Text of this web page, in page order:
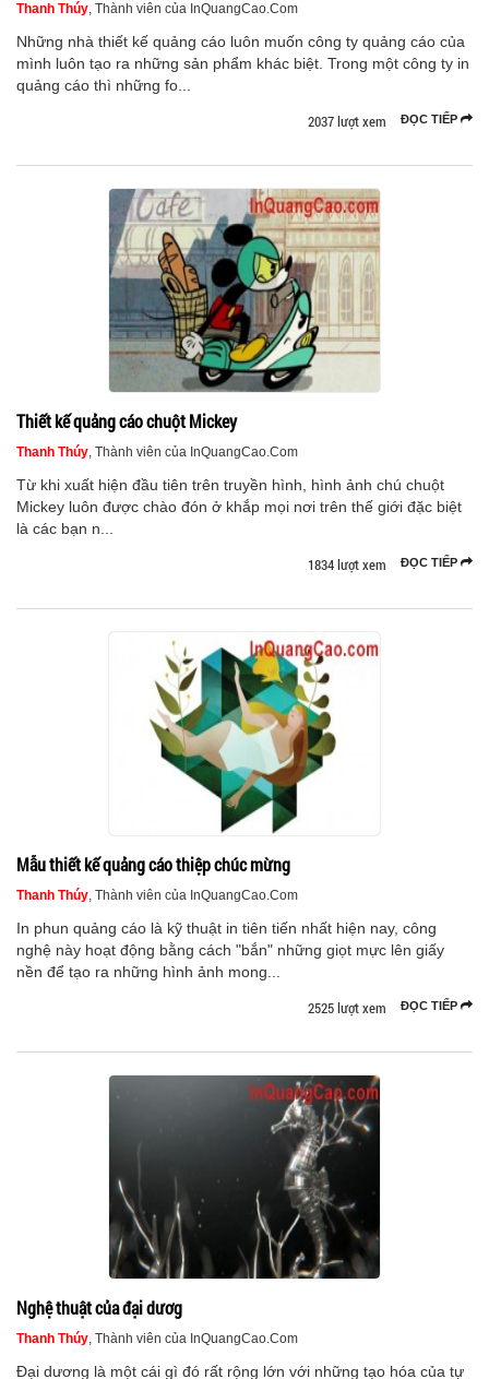
Thanh Thúy, Thành viên của InQuangCao.Com
Những nhà thiết kế quảng cáo luôn muốn công ty quảng cáo của
mình luôn tạo ra những sản phẩm khác biệt. Trong một công ty in
quảng cáo thì những fo...
ĐỌC TIẾP
2037 lượt xem
Thiết kế quảng cáo chuột Mickey
Thanh Thúy, Thành viên của InQuangCao.Com
Từ khi xuất hiện đầu tiên trên truyền hình, hình ảnh chú chuột
Mickey luôn được chào đón ở khắp mọi nơi trên thế giới đặc biệt
là các bạn n...
ĐỌC TIẾP
1834 lượt xem
Mẫu thiết kế quảng cáo thiệp chúc mừng
Thanh Thúy, Thành viên của InQuangCao.Com
In phun quảng cáo là kỹ thuật in tiên tiến nhất hiện nay, công
nghệ này hoạt động bằng cách "bắn" những giọt mực lên giấy
nền để tạo ra những hình ảnh mong...
ĐỌC TIẾP
2525 lượt xem
Nghệ thuật của đại dươg
Thanh Thúy, Thành viên của InQuangCao.Com
Đại dương là một cái gì đó rất rộng lớn với những tạo hóa của tự